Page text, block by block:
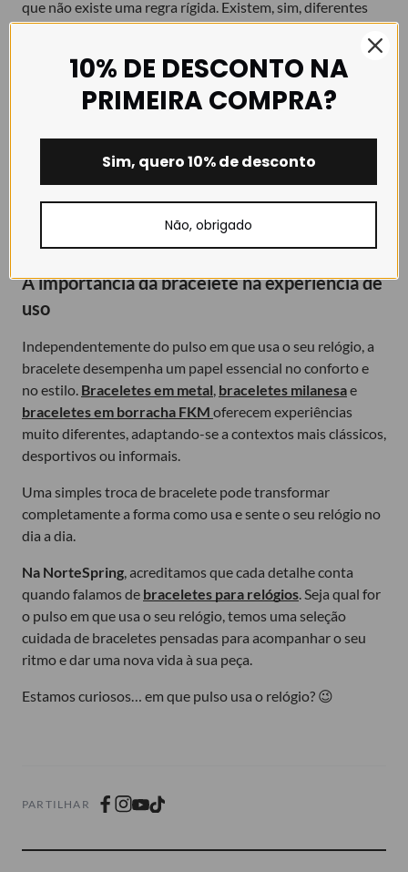
que não existe uma regra rígida. Existem, sim, diferentes
soluções para diferentes preferências e rotinas.
Não existe uma regra obrigatória
direito é uma escolha pessoal. Existe uma convenção,
baseada na ergonomia, na história e no design dos
relógios, mas o conforto deve estar sempre em primeiro
lugar. O relógio deve adaptar-se ao seu estilo de vida,
A importância da bracelete na experiência de
uso
Independentemente do pulso em que usa o seu relógio, a
bracelete desempenha um papel essencial no conforto e
no estilo. Braceletes em metal, braceletes milanesae
braceletes em borracha FKM oferecem experiências
muito diferentes, adaptando-se a contextos mais clássicos,
desportivos ou informais.
Uma simples troca de bracelete pode transformar
completamente a forma como usa e sente o seu relógio no
dia a dia.
Na NorteSpring, acreditamos que cada detalhe conta
quando falamos de braceletes para relógios. Seja qual for
o pulso em que usa o seu relógio, temos uma seleção
cuidada de braceletes pensadas para acompanhar o seu
ritmo e dar uma nova vida à sua peça.
Estamos curiosos… em que pulso usa o relógio? 😉
PARTILHAR
10% DE DESCONTO NA
PRIMEIRA COMPRA?
Sim, quero 10% de desconto
Não, obrigado